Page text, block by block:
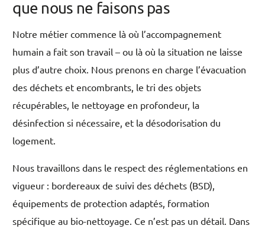
que nous ne faisons pas
Notre métier commence là où l’accompagnement
humain a fait son travail – ou là où la situation ne laisse
plus d’autre choix. Nous prenons en charge l’évacuation
des déchets et encombrants, le tri des objets
récupérables, le nettoyage en profondeur, la
désinfection si nécessaire, et la désodorisation du
logement.
Nous travaillons dans le respect des réglementations en
vigueur : bordereaux de suivi des déchets (BSD),
équipements de protection adaptés, formation
spécifique au bio-nettoyage. Ce n’est pas un détail. Dans